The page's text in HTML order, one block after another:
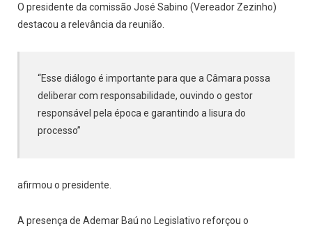
O presidente da comissão José Sabino (Vereador Zezinho)
destacou a relevância da reunião.
“Esse diálogo é importante para que a Câmara possa
deliberar com responsabilidade, ouvindo o gestor
responsável pela época e garantindo a lisura do
processo”
afirmou o presidente.
A presença de Ademar Baú no Legislativo reforçou o